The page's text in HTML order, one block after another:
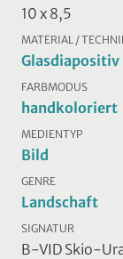
10 x 8,5
MATERIAL /
Glasdiapositiv
FARBMODUS
handkoloriert
MEDIENTYP
Bild
GENRE
Landschaft
SIGNATUR
B-VID Skio-